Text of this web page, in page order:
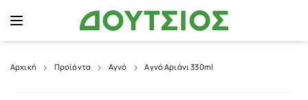
Αρχική Προϊόντα Αγνό Αγνό Αριάνι 330ml